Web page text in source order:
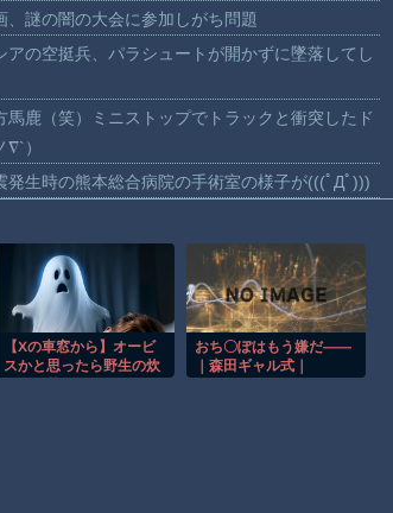
、謎の闇の大会に参加しがち問題
アの空挺兵、パラシュートが開かずに墜落してし
馬鹿（笑）ミニストップでトラックと衝突したド
）
発生時の熊本総合病院の手術室の様子が(((ﾟДﾟ)))
気漫画「GANTZ」がAmazonでなんと全巻100円
るだけマシと見るべきか。今はもう合葬墓ばかり
のさすまた、限界突破ｗｗｗｗｗｗ
【Xの車窓から】オービ
スかと思ったら野生の炊
おち〇ぽはもう嫌だ――
｜森田ギャル式｜